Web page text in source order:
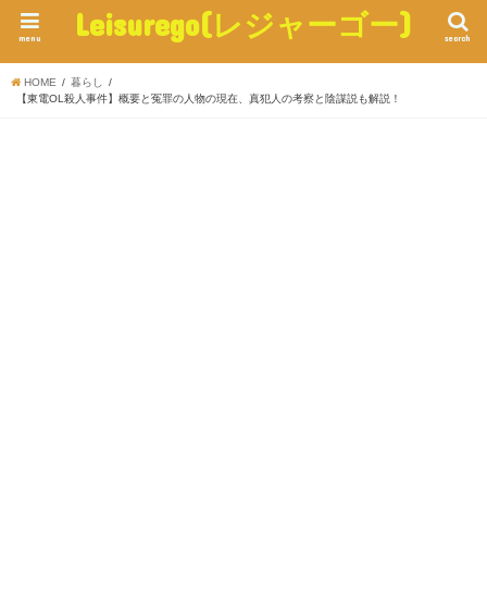
Leisurego(レジャーゴー) search
menu
HOME
暮らし
【東電OL殺人事件】概要と冤罪の人物の現在、真犯人の考察と陰謀説も解説！